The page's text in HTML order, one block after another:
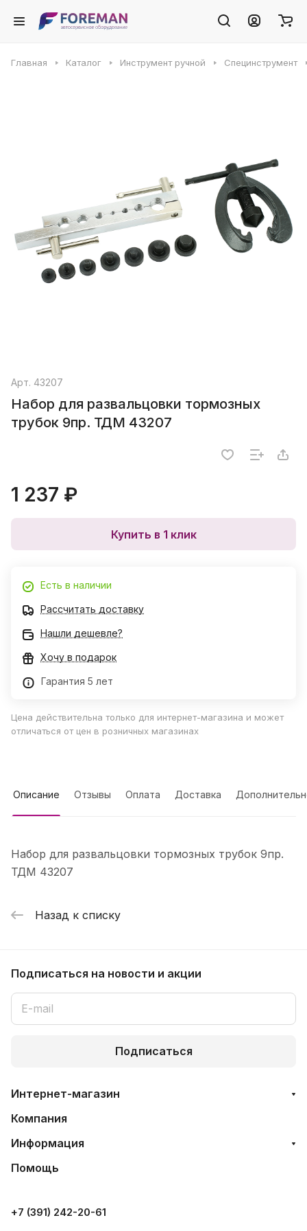
Главная Каталог Инструмент ручной Специнструмент
Арт. 43207
Набор для развальцовки тормозных
трубок 9пр. ТДМ 43207
1 237 ₽
Купить в 1 клик
Есть в наличии
Рассчитать доставку
Нашли дешевле?
Хочу в подарок
Гарантия 5 лет
Цена действительна только для интернет-магазина и может
отличаться от цен в розничных магазинах
Описание Отзывы Оплата Доставка
Набор для развальцовки тормозных трубок 9пр.
ТДМ 43207
Назад к списку
Подписаться на новости и акции
Подписаться
Интернет-магазин
Компания
Информация
Помощь
+7 (391) 242-20-61